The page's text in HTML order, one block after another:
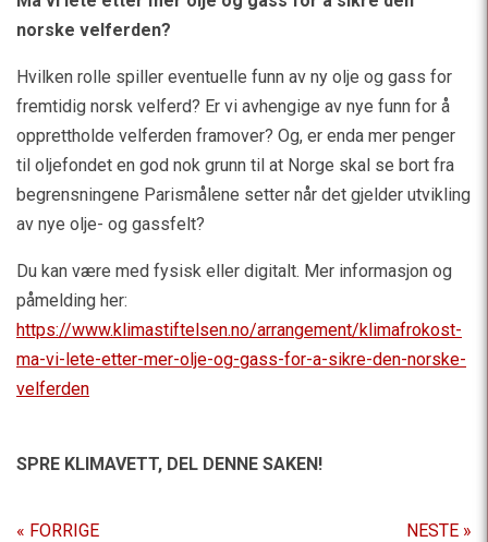
norske velferden?
Hvilken rolle spiller eventuelle funn av ny olje og gass for
fremtidig norsk velferd? Er vi avhengige av nye funn for å
opprettholde velferden framover? Og, er enda mer penger
til oljefondet en god nok grunn til at Norge skal se bort fra
begrensningene Parismålene setter når det gjelder utvikling
av nye olje- og gassfelt?
Du kan være med fysisk eller digitalt. Mer informasjon og
påmelding her:
https://www.klimastiftelsen.no/arrangement/klimafrokost-
ma-vi-lete-etter-mer-olje-og-gass-for-a-sikre-den-norske-
velferden
SPRE KLIMAVETT, DEL DENNE SAKEN!
« FORRIGE NESTE »